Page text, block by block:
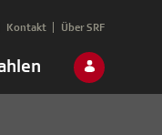
Kontakt Über SRF